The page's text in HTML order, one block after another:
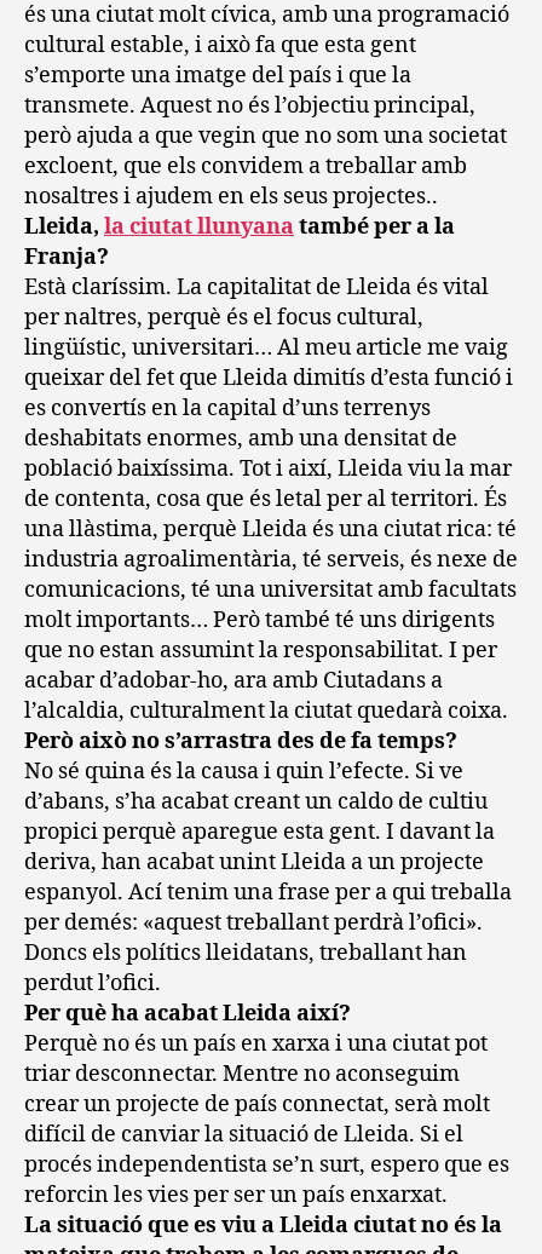
és una ciutat molt cívica, amb una programació
cultural estable, i això fa que esta gent
s’emporte una imatge del país i que la
transmete. Aquest no és l’objectiu principal,
però ajuda a que vegin que no som una societat
excloent, que els convidem a treballar amb
nosaltres i ajudem en els seus projectes..
Lleida, la ciutat llunyanatambé per a la
Franja?
Està claríssim. La capitalitat de Lleida és vital
per naltres, perquè és el focus cultural,
lingüístic, universitari… Al meu article me vaig
queixar del fet que Lleida dimitís d’esta funció i
es convertís en la capital d’uns terrenys
deshabitats enormes, amb una densitat de
població baixíssima. Tot i així, Lleida viu la mar
de contenta, cosa que és letal per al territori. És
una llàstima, perquè Lleida és una ciutat rica: té
industria agroalimentària, té serveis, és nexe de
comunicacions, té una universitat amb facultats
molt importants… Però també té uns dirigents
que no estan assumint la responsabilitat. I per
acabar d’adobar-ho, ara amb Ciutadans a
l’alcaldia, culturalment la ciutat quedarà coixa.
Però això no s’arrastra des de fa temps?
No sé quina és la causa i quin l’efecte. Si ve
d’abans, s’ha acabat creant un caldo de cultiu
propici perquè aparegue esta gent. I davant la
deriva, han acabat unint Lleida a un projecte
espanyol. Ací tenim una frase per a qui treballa
per demés: «aquest treballant perdrà l’ofici».
Doncs els polítics lleidatans, treballant han
perdut l’ofici.
Per què ha acabat Lleida així?
Perquè no és un país en xarxa i una ciutat pot
triar desconnectar. Mentre no aconseguim
crear un projecte de país connectat, serà molt
difícil de canviar la situació de Lleida. Si el
procés independentista se’n surt, espero que es
reforcin les vies per ser un país enxarxat.
La situació que es viu a Lleida ciutat no és la